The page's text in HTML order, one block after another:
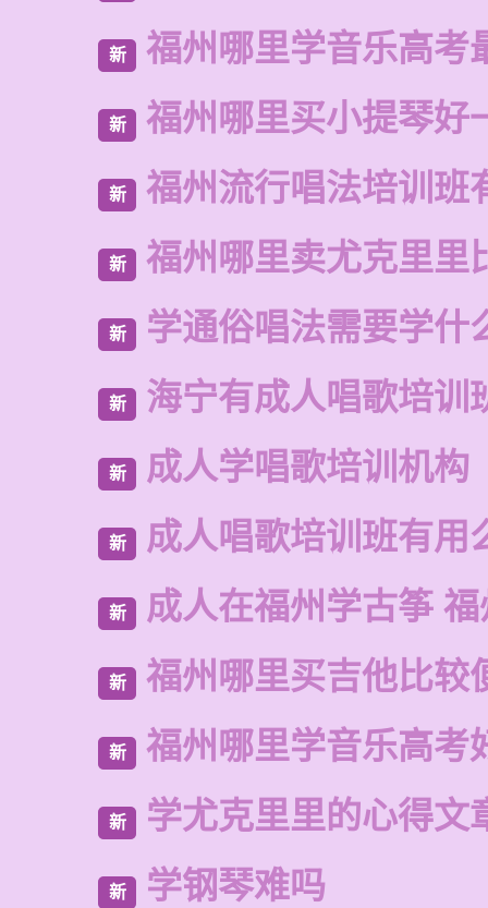
新 福州哪里学音乐高考
新 福州哪里买小提琴好
新 福州流行唱法培训班
新 福州哪里卖尤克里里
新 学通俗唱法需要学什
新 海宁有成人唱歌培训
新 成人学唱歌培训机构
新 成人唱歌培训班有用
新 成人在福州学古筝
新 福州哪里买吉他比较
新 福州哪里学音乐高考
新 学尤克里里的心得文
新 学钢琴难吗